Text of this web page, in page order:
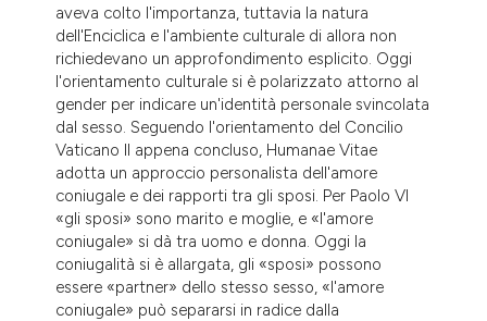
aveva colto l'importanza, tuttavia la natura
dell'Enciclica e l'ambiente culturale di allora non
richiedevano un approfondimento esplicito. Oggi
l'orientamento culturale si è polarizzato attorno al
gender per indicare un'identità personale svincolata
dal sesso. Seguendo l'orientamento del Concilio
Vaticano II appena concluso, Humanae Vitae
adotta un approccio personalista dell'amore
coniugale e dei rapporti tra gli sposi. Per Paolo VI
«gli sposi» sono marito e moglie, e «l'amore
coniugale» si dà tra uomo e donna. Oggi la
coniugalità si è allargata, gli «sposi» possono
essere «partner» dello stesso sesso, «l'amore
coniugale» può separarsi in radice dalla